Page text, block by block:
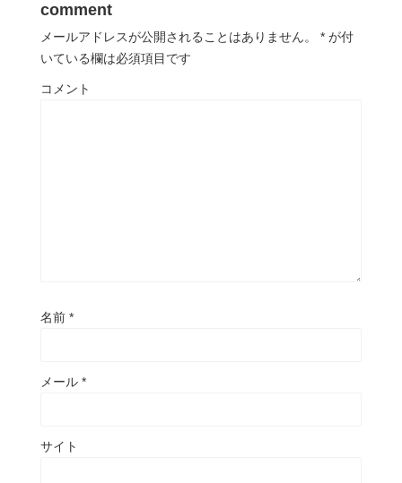
comment
メールアドレスが公開されることはありません。 * が付
いている欄は必須項目です
コメント
名前 *
メール *
サイト